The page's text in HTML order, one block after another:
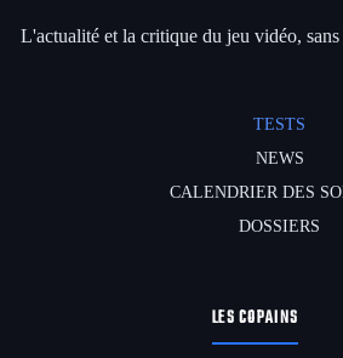
L'actualité et la critique du jeu vidéo,
TESTS
NEWS
CALENDRIER DES
DOSSIERS
LES COPAINS